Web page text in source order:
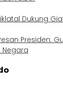
Dukung
Presiden: